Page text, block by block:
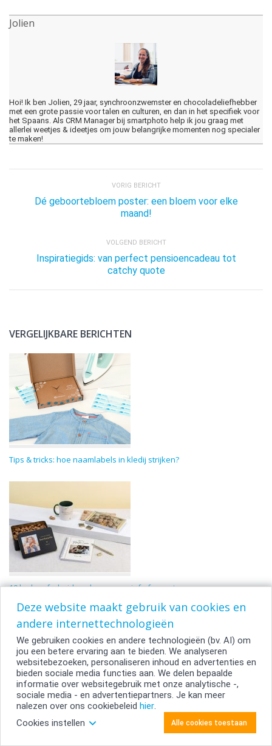
Deze website maakt gebruik van cookies en
andere internettechnologieën
We gebruiken cookies en andere technologieën (bv. AI) om
jou een betere ervaring aan te bieden. We analyseren
websitebezoeken, personaliseren inhoud en advertenties en
bieden sociale media functies aan. We delen bepaalde
informatie over websitegebruik met onze analytische -,
sociale media - en advertentiepartners. Je kan meer
nalezen over ons cookiebeleid hier.
Cookies instellen
Alle cookies toestaan
Jolien
Hoi! Ik ben Jolien, 29 jaar, synchroonzwemster en chocoladeliefhebber
met een grote passie voor talen en culturen, en dan in het specifiek voor
het Spaans. Als CRM Manager bij smartphoto help ik jou graag met
allerlei weetjes & ideetjes om jouw belangrijke momenten nog specialer
te maken!
VORIG BERICHT
Dé geboortebloem poster: een bloem voor elke
maand!
VOLGEND BERICHT
Inspiratiegids: van perfect pensioencadeau tot
catchy quote
VERGELIJKBARE BERICHTEN
Tips & tricks: hoe naamlabels in kledij strijken?
10 leuke afscheidscadeaus voor juf of meester
Hét grote “Wat-Geef-Ik-De-Juf-Of-Meester” overlevingsplan: 9 types,
18 cadeaus!